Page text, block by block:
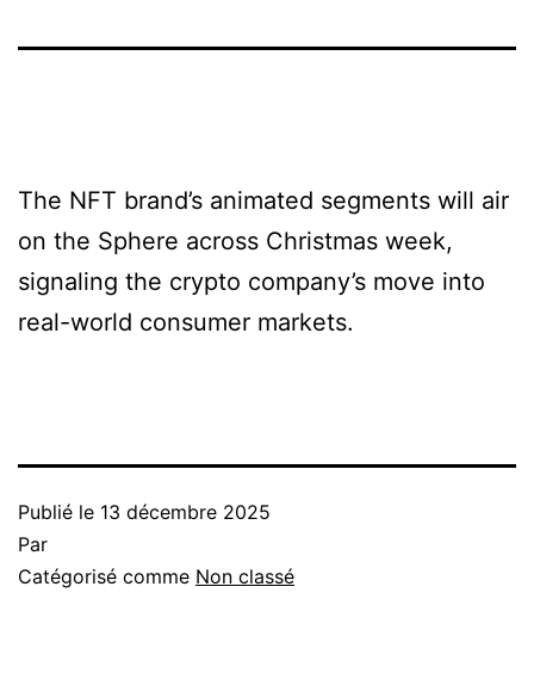
The NFT brand’s animated segments will air
on the Sphere across Christmas week,
signaling the crypto company’s move into
real-world consumer markets.
Publié le 13 décembre 2025
Par
Catégorisé comme Non classé